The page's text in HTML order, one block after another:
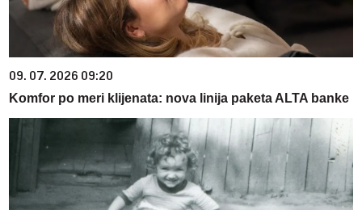
09. 07. 2026 09:20
Komfor po meri klijenata: nova linija paketa ALTA banke